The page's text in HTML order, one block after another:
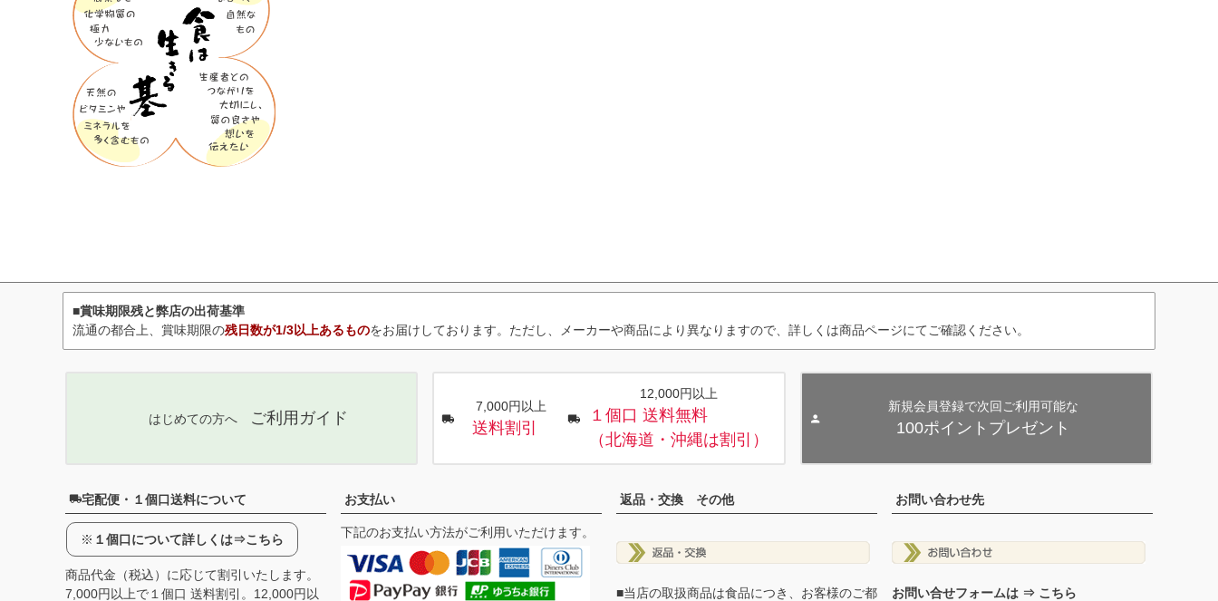
■賞味期限残と弊店の出荷基準
流通の都合上、賞味期限の残日数が1/3以上あるものをお届けしております。ただし、メーカーや商品により異なりますので、詳しくは商品ページにてご確認ください。
はじめての方へ ご利用ガイド
7,000円以上
送料割引
12,000円以上
１個口 送料無料
（北海道・沖縄は割引）
新規会員登録で次回ご利用可能な
100ポイントプレゼント
宅配便・１個口送料について
※ １個口について詳しくは⇒こちら
商品代金（税込）に応じて割引いたします。
7,000円以上で１個口 送料割引。12,000円以
お支払い
下記のお支払い方法がご利用いただけます。
返品・交換 その他
■当店の取扱商品は食品につき、お客様のご都
お問い合わせ先
お問い合せフォームは ⇒ こちら